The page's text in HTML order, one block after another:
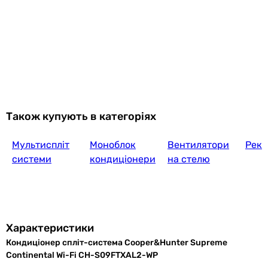
Також купують в категоріях
Мультиспліт
системи
Моноблок
кондиціонери
Вентилятори
на стелю
Характеристики
Кондиціонер спліт-система Cooper&Hunter Supreme
Continental Wi-Fi CH-S09FTXAL2-WP